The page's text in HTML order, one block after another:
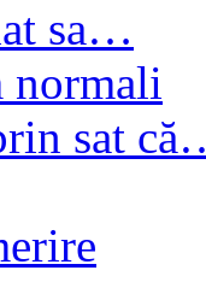
sa…
normali
sat